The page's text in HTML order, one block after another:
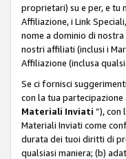
proprietari) su e per, e tu
Affiliazione, i Link
nome a dominio di
nostri affiliati (inclusi i
Affiliazione (inclusa
Se ci fornisci
con la tua
Materiali Inviati ”), con
Materiali Inviati come
durata dei tuoi diritti di
qualsiasi maniera; (b)